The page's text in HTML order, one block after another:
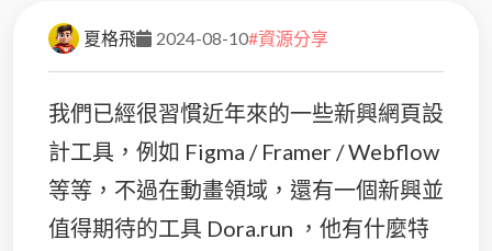
夏格飛 2024-08-10#資源分享
我們已經很習慣近年來的一些新興網頁設
計工具，例如 Figma / Framer / Webflow
等等，不過在動畫領域，還有一個新興並
值得期待的工具 Dora.run ，他有什麼特